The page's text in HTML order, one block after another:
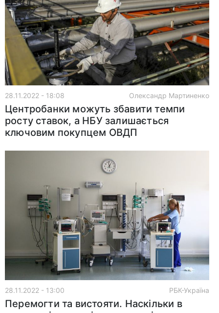
28.11.2022 - 18:08 Олександр Мартиненко
Центробанки можуть збавити темпи
росту ставок, а НБУ залишається
ключовим покупцем ОВДП
28.11.2022 - 13:00 РБК-Україна
Перемогти та вистояти. Наскільки в